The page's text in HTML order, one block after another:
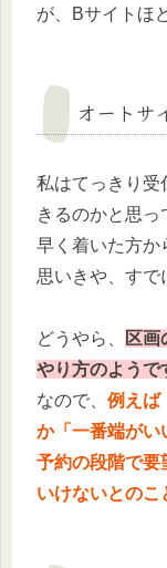
が、Bサイトほ
オートサ
私はてっきり受
きるのかと思っ
早く着いた方か
思いきや、すで
どうやら、
区画
やり方のようで
なので、 例えば
か「一番端がい
予約の段階で要
いけないとのこ